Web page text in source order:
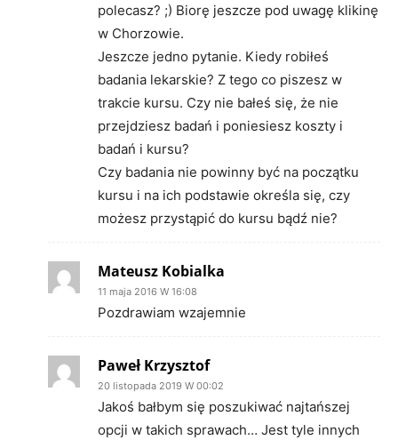
polecasz? ;) Biorę jeszcze pod uwagę klikinę
w Chorzowie.
Jeszcze jedno pytanie. Kiedy robiłeś
badania lekarskie? Z tego co piszesz w
trakcie kursu. Czy nie bałeś się, że nie
przejdziesz badań i poniesiesz koszty i
badań i kursu?
Czy badania nie powinny być na początku
kursu i na ich podstawie określa się, czy
możesz przystąpić do kursu bądź nie?
Mateusz Kobialka
11 maja 2016 W 16:08
Pozdrawiam wzajemnie
Paweł Krzysztof
20 listopada 2019 W 00:02
Jakoś bałbym się poszukiwać najtańszej
opcji w takich sprawach… Jest tyle innych